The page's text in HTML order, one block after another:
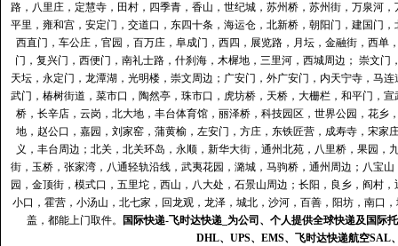
路，八里庄，定慧寺，田村，四季青，香山，世纪城，苏州桥，苏州街，万泉河
平里，雍和宫，安定门，交道口，东四十条，海运仓，北新桥，朝阳门，建国门
西直门，车公庄，官园，百万庄，阜成门，西四，展览路，月坛，金融街，西
门，复兴门，西便门，南礼士路，什刹海，木樨地，三里河，西城周边； 崇文
天坛，永定门，龙潭湖，光明楼，崇文周边；广安门，外广安门，内天宁寺，马
武门，椿树街道，菜市口，陶然亭，珠市口，虎坊桥，天桥，大栅栏，和平门，
桥，长辛店，云岗，北大地，丰台体育馆，丽泽桥，科技园区，世界公园，花
地，赵公口，嘉园，刘家窑，蒲黄榆，左安门，方庄，东铁匠营，成寿寺，宋
义，丰台周边；北关，北关环岛，永顺，新华大街，通州北苑，八里桥，果园
街，玉桥，张家湾，八通轻轨沿线，武夷花园，潞城，马驹桥，通州周边；八宝
园，金顶街，模式口，五里坨，西山，八大处，石景山周边；长阳，良乡，阎村
小口，霍营，小汤山，北七家，回龙观，龙泽，城北，沙河，百善，阳坊，南口
盖，都能上门取件。
国际快递-飞时达快递_为公司、个人提供全球快递及国际
DHL、 UPS、 EMS、 飞时达快递航空SAL